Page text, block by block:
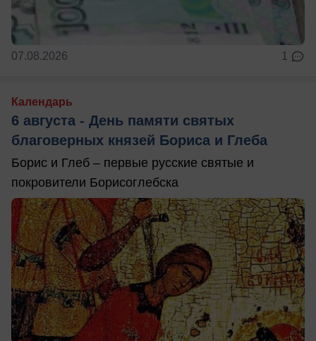
07.08.2026 1
Календарь
6 августа - День памяти святых
благоверных князей Бориса и Глеба
Борис и Глеб – первые русские святые и
покровители Борисоглебска